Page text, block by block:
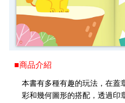
■商品介紹
本書有多種有趣的玩法，在蓋
彩和幾何圖形的搭配，透過印